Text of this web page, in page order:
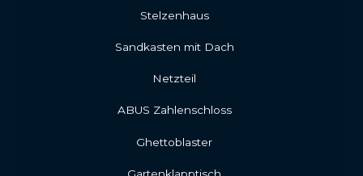
Stelzenhaus
Sandkasten mit Dach
Netzteil
ABUS Zahlenschloss
Ghettoblaster
Gartenklapptisch